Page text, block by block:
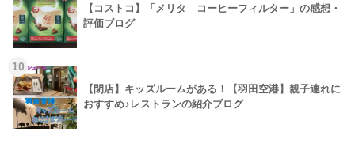
【コストコ】「メリタ コーヒーフィルター」の感想・
評価ブログ
10
【閉店】キッズルームがある！【羽田空港】親子連れに
おすすめ♪レストランの紹介ブログ